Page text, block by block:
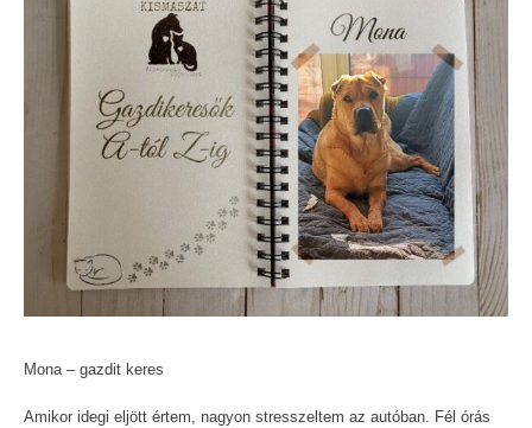
Mona – gazdit keres
Amikor idegi eljött értem, nagyon stresszeltem az autóban. Fél órás